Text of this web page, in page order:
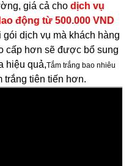
giá cả chodịch vụ
động từ 500.000 VND
gói dịch vụ mà khách hàng
cấp hơn sẽ được bổ sung
hiệu quả,Tắm trắng bao nhiêu
trắng tiên tiến hơn.